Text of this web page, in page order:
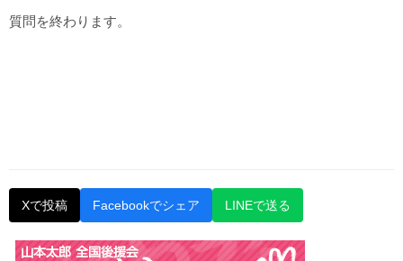
質問を終わります。
Xで投稿 Facebookでシェア LINEで送る